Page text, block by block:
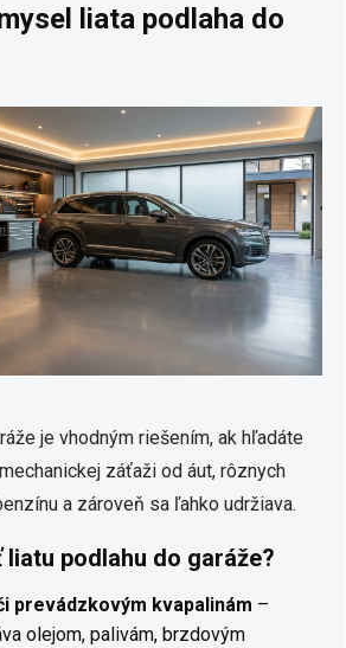
liata podlaha do
je vhodným riešením, ak hľadáte
záťaži od áut, rôznych
a zároveň sa ľahko udržiava.
liatu podlahu do garáže?
prevádzkovým kvapalinám –
olejom, palivám, brzdovým